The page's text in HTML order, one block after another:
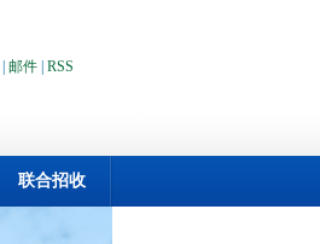
邮件 RSS
联合招收